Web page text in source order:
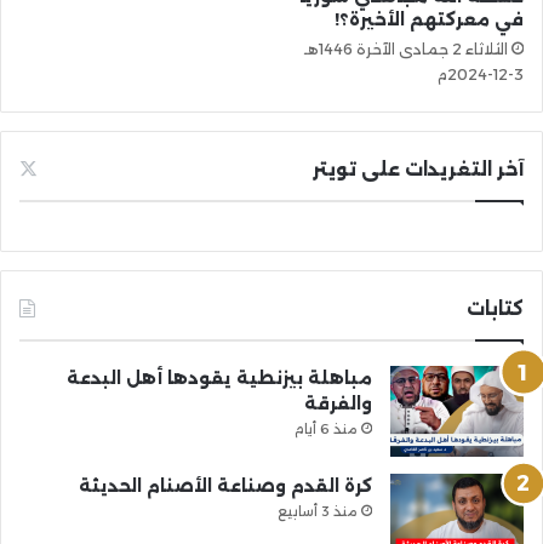
في معركتهم الأخيرة؟!
الثلاثاء 2 جمادى الآخرة 1446هـ
3-12-2024م
آخر التغريدات على تويتر
كتابات
مباهلة بيزنطية يقودها أهل البدعة
والفرقة
منذ 6 أيام
كرة القدم وصناعة الأصنام الحديثة
منذ 3 أسابيع